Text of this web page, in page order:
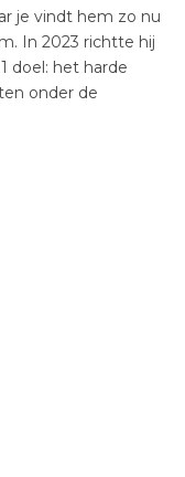
je vindt hem zo nu
In 2023 richtte hij
doel: het harde
onder de